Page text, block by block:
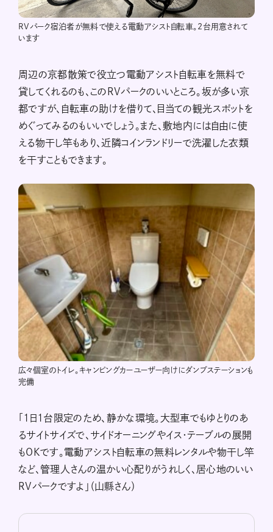
RVパーク宿泊者が無料で使える電動アシスト自転車。2台用意されて
います
周辺の京都散策で役立つ電動アシスト自転車を無料で
貸してくれるのも、このRVパークのいいところ。坂が多い京
都ですが、自転車の助けを借りて、目当ての観光スポットを
めぐってみるのもいいでしょう。また、敷地内には自由に使
える物干し竿もあり、近隣コインランドリーで洗濯した衣類
を干すこともできます。
広々個室のトイレ。キャンピングカーユーザー向けにダンプステーションも
完備
「1日1台限定のため、静かな環境。大型車でもゆとりのあ
るサイトサイズで、サイドオーニングやイス・テーブルの展開
もOKです。電動アシスト自転車の無料レンタルや物干し竿
など、管理人さんの温かい心配りがうれしく、居心地のいい
RVパークですよ」（山縣さん）